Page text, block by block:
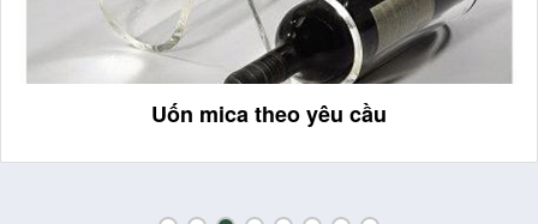
Uốn mica theo yêu cầu